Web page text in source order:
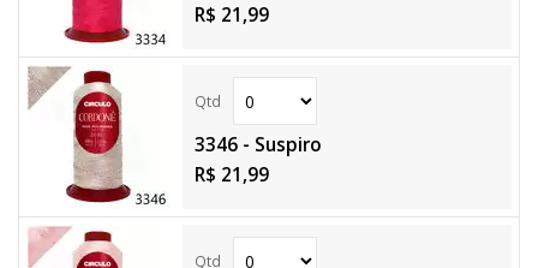
R$ 21,99
3346 - Suspiro
R$ 21,99